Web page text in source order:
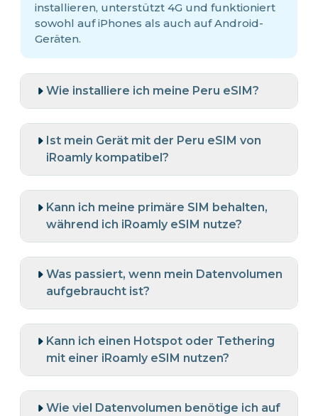
installieren, unterstützt 4G und funktioniert
sowohl auf iPhones als auch auf Android-
Geräten.
Wie installiere ich meine Peru eSIM?
Ist mein Gerät mit der Peru eSIM von
iRoamly kompatibel?
Kann ich meine primäre SIM behalten,
während ich iRoamly eSIM nutze?
Was passiert, wenn mein Datenvolumen
aufgebraucht ist?
Kann ich einen Hotspot oder Tethering
mit einer iRoamly eSIM nutzen?
Wie viel Datenvolumen benötige ich auf